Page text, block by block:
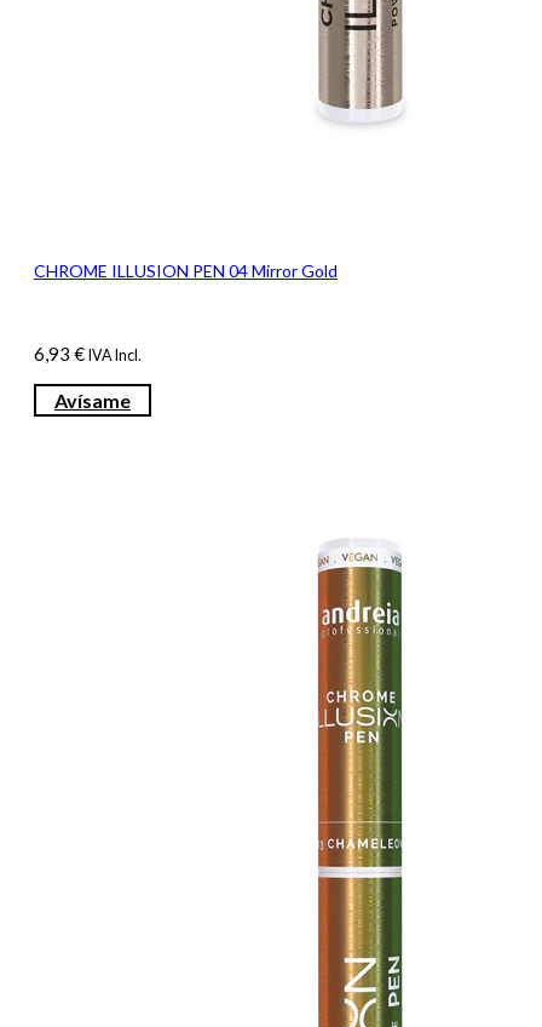
CHROME ILLUSION PEN 04 Mirror Gold
6,93 € IVA Incl.
Avísame